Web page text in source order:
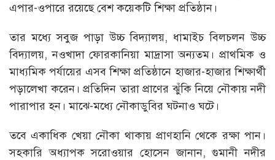
এপার-ওপারে রয়েছে বেশ কয়েকটি শিক্ষা প্রতিষ্ঠান।
তার মধ্যে সবুজ পাড়া উচ্চ বিদ্যালয়, ধামাইচ বিলচলন উচ্চ
বিদ্যালয়, নওখাদা ফোরকানিয়া মাদ্রাসা অন্যতম। প্রাথমিক ও
মাধ্যমিক পর্যায়ের এসব শিক্ষা প্রতিষ্ঠানে হাজার-হাজার শিক্ষার্থী
পড়ালেখা করেন। প্রতিদিন তারা প্রাণের ঝুঁকি নিয়ে নৌকায় নদী
পারাপার হন। মাঝে-মধ্যে নৌকাডুবির ঘটনাও ঘটে।
তবে একাধিক খেয়া নৌকা থাকায় প্রাণহানি থেকে রক্ষা পান।
সহকারি অধ্যাপক সরোওয়ার হোসেন জানান, গুমানী নদীর